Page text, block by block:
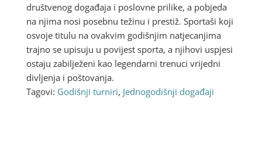
društvenog događaja i poslovne prilike, a pobjeda
na njima nosi posebnu težinu i prestiž. Sportaši koji
osvoje titulu na ovakvim godišnjim natjecanjima
trajno se upisuju u povijest sporta, a njihovi uspjesi
ostaju zabilježeni kao legendarni trenuci vrijedni
divljenja i poštovanja.
Tagovi: Godišnji turniri, Jednogodišnji događaji